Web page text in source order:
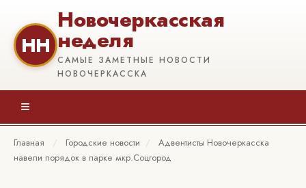
НН
Новочеркасская
неделя
САМЫЕ ЗАМЕТНЫЕ НОВОСТИ
НОВОЧЕРКАССКА
≡
Главная / Городские новости /
Адвентисты Новочеркасска
навели порядок в парке мкр.Соцгород